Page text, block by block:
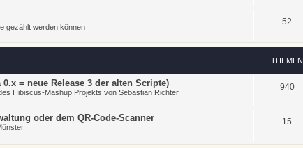
gezählt werden können
52
THEMEN
= neue Release 3 der alten Scripte)
Hibiscus-Mashup Projekts von Sebastian Richter
940
oder dem QR-Code-Scanner 15